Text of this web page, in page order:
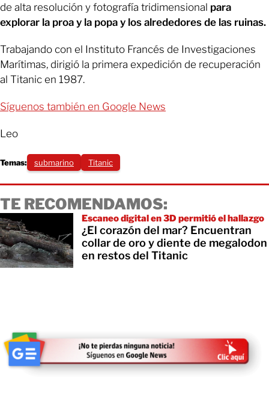
de alta resolución y fotografía tridimensional para
explorar la proa y la popa y los alrededores de las ruinas.
Trabajando con el Instituto Francés de Investigaciones
Marítimas, dirigió la primera expedición de recuperación
al Titanic en 1987.
Síguenos también en Google News
Leo
Temas: submarino Titanic
TE RECOMENDAMOS:
Escaneo digital en 3D permitió el hallazgo
¿El corazón del mar? Encuentran
collar de oro y diente de megalodon
en restos del Titanic